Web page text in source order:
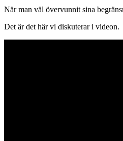
När man väl övervunnit sina
Det är det här vi diskuterar i videon.